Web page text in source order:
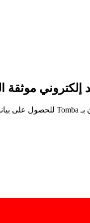
إلكتروني موثقة